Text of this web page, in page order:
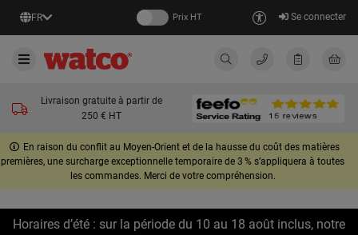
FR Prix HT Se connecter
Livraison gratuite à partir de
250 € HT
En raison du conflit au Moyen-Orient et de la hausse du coût des matières
premières, une surcharge exceptionnelle temporaire de 3 % s’appliquera à toutes
les commandes. Merci de votre compréhension.
Horaires d’été : sur la période du 10 au 18 août inclus, notre